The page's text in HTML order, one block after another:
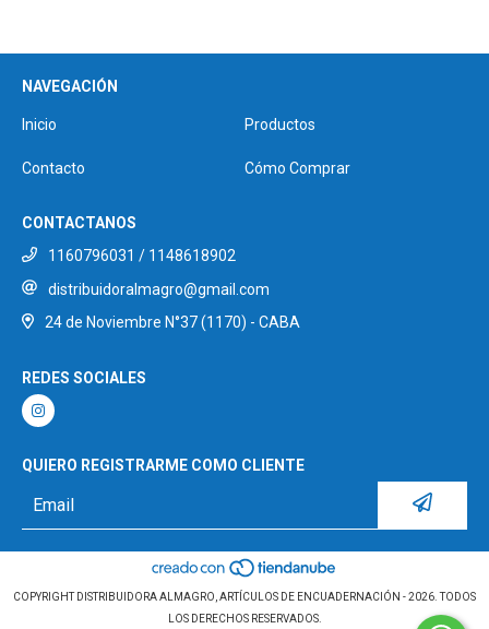
NAVEGACIÓN
Inicio Productos
Contacto Cómo Comprar
CONTACTANOS
1160796031 / 1148618902
distribuidoralmagro@gmail.com
24 de Noviembre N°37 (1170) - CABA
REDES SOCIALES
QUIERO REGISTRARME COMO CLIENTE
COPYRIGHT DISTRIBUIDORA ALMAGRO, ARTÍCULOS DE ENCUADERNACIÓN - 2026. TODOS
LOS DERECHOS RESERVADOS.